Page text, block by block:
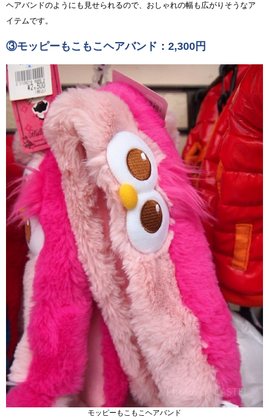
ヘアバンドのようにも見せられるので、おしゃれの幅も広がりそうなア
イテムです。
③モッピーもこもこヘアバンド：2,300円
モッピーもこもこヘアバンド